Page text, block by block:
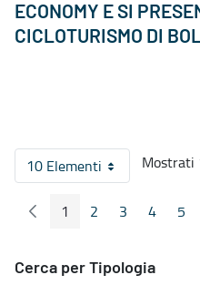
ECONOMY E SI
CICLOTURISMO DI
10 ElementiPer pagina
Mostrati
Pagina Precedente
Pagina
1 Pagina
2 Pagina
3 Pagina
4 5
Cerca per Tipologia